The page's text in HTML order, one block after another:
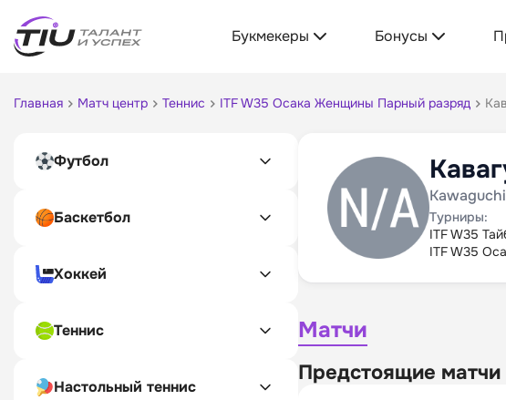
Букмекеры Бонусы
Главная Матч центр Теннис ITF W35 Осака Женщины Парный разряд
Футбол
Баскетбол
Хоккей
Теннис
Настольный теннис
Турниры:
ITF W35
ITF W35
Матчи
Предстоящие матчи